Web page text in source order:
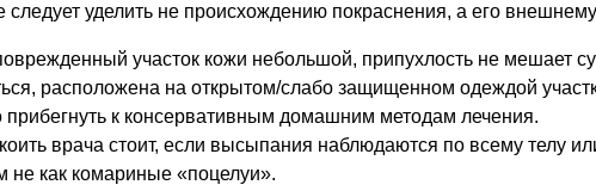
следует уделить не происхождению покраснения, а его
участок кожи небольшой, припухлость не мешает
расположена на открытом/слабо защищенном одеждой
к консервативным домашним методам лечения.
врача стоит, если высыпания наблюдаются по всему телу
не как комариные «поцелуи».